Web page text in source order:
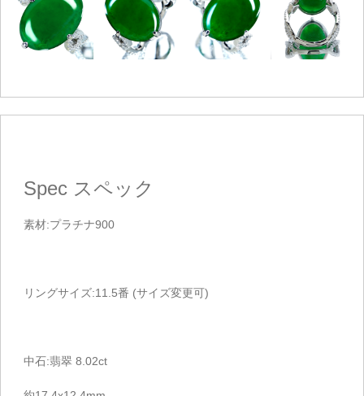
Spec スペック
素材:プラチナ900
リングサイズ:11.5番 (サイズ変更可)
中石:翡翠 8.02ct